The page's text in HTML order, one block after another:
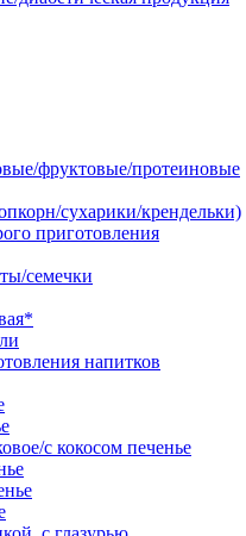
фруктовые/протеиновые
сухарики/крендельки)
приготовления
семечки
напитков
с кокосом печенье